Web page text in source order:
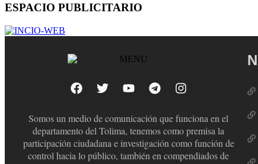
ESPACIO PUBLICITARIO
Somos un medio de comunicación que funciona en el
departamento del Tolima, tenemos como premisa la
participación ciudadana e investigación como función de
control hacia lo público, también en compendiados de